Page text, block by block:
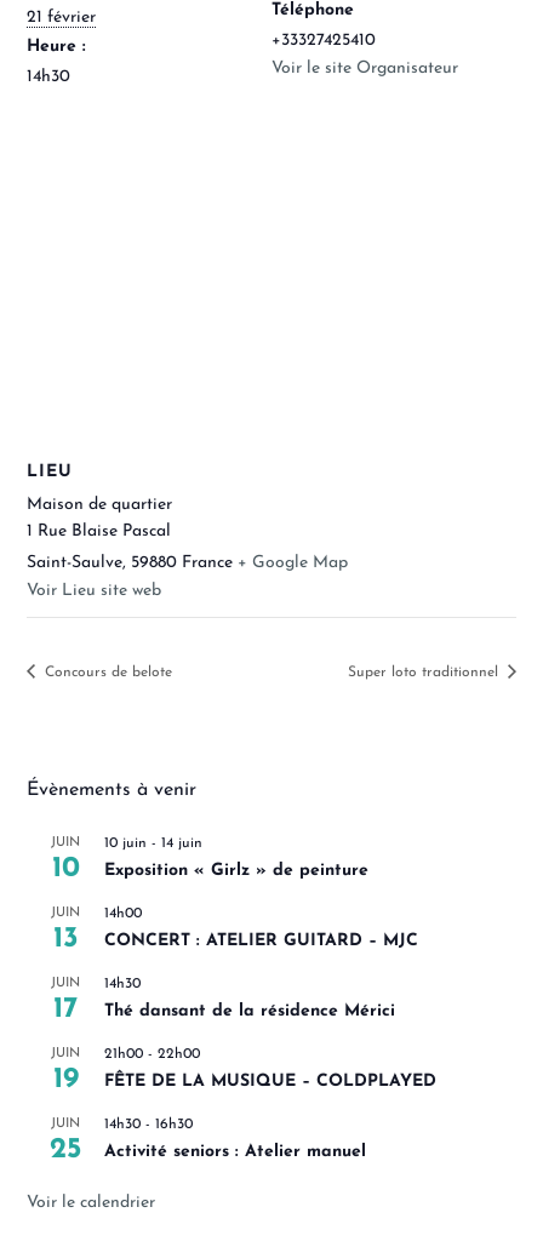
21 février
Heure :
14h30
Téléphone
+33327425410
Voir le site Organisateur
LIEU
Maison de quartier
1 Rue Blaise Pascal
Saint-Saulve, 59880 France + Google Map
Voir Lieu site web
Concours de belote Super loto traditionnel
Évènements à venir
JUIN
10
10 juin - 14 juin
Exposition « Girlz » de peinture
JUIN
13
14h00
CONCERT : ATELIER GUITARD – MJC
JUIN
17
14h30
Thé dansant de la résidence Mérici
JUIN
19
21h00 -22h00
FÊTE DE LA MUSIQUE – COLDPLAYED
JUIN
25
14h30 - 16h30
Activité seniors : Atelier manuel
Voir le calendrier